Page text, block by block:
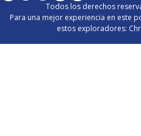
Todos los derechos
Para una mejor experiencia en este
estos exploradores: